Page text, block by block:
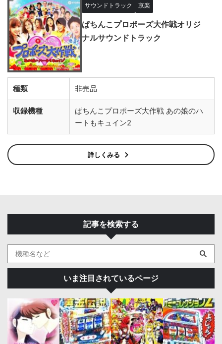
サウンドトラック 京楽
ぱちんこプロポーズ大作戦オリジ
ナルサウンドトラック
種類 非売品
収録機種
ぱちんこプロポーズ大作戦 あの娘のハ
ートもキュイン2
詳しくみる
記事を検索する
いま注目されているページ